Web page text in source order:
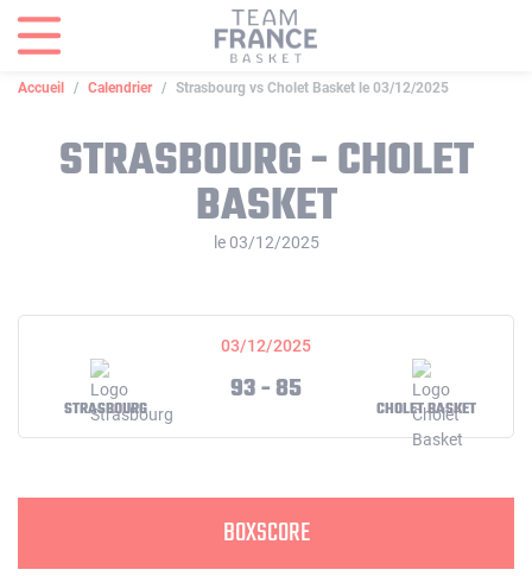
Accueil Calendrier Strasbourg vs Cholet Basket le 03/12/2025
STRASBOURG - CHOLET
BASKET
le 03/12/2025
03/12/2025
STRASBOURG
93 - 85
CHOLET BASKET
BOXSCORE
Panneau de gestion des cookies